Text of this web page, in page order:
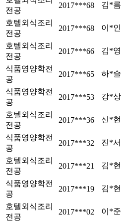
전공
2017***68 김*름
호텔외식조리
전공
2017***68 이*인
호텔외식조리
전공
2017***66 김*영
식품영양학전
공
2017***65 하*슬
식품영양학전
공
2017***53 강*상
호텔외식조리
전공
2017***36 신*현
식품영양학전
공
2017***32 진*서
호텔외식조리
전공
2017***21 김*현
식품영양학전
공
2017***19 김*현
호텔외식조리
전공
2017***02 이*준